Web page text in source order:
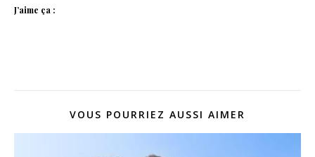
J’aime ça :
VOUS POURRIEZ AUSSI AIMER